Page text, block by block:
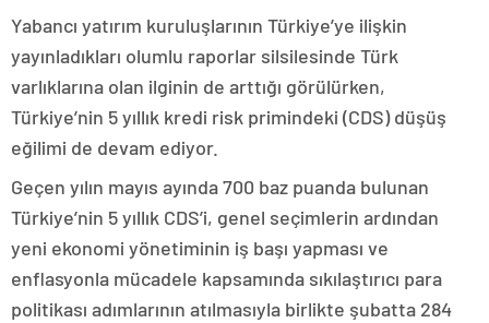
Yabancı yatırım kuruluşlarının Türkiye’ye ilişkin
yayınladıkları olumlu raporlar silsilesinde Türk
varlıklarına olan ilginin de arttığı görülürken,
Türkiye’nin 5 yıllık kredi risk primindeki (CDS) düşüş
eğilimi de devam ediyor.
Geçen yılın mayıs ayında 700 baz puanda bulunan
Türkiye’nin 5 yıllık CDS’i, genel seçimlerin ardından
yeni ekonomi yönetiminin iş başı yapması ve
enflasyonla mücadele kapsamında sıkılaştırıcı para
politikası adımlarının atılmasıyla birlikte şubatta 284